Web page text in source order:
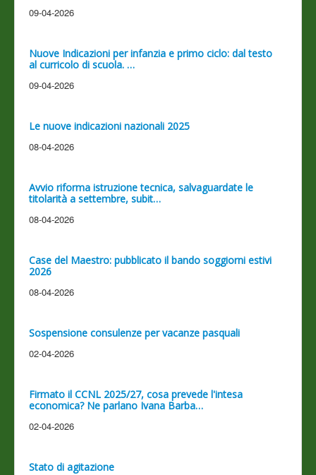
09-04-2026
Nuove Indicazioni per infanzia e primo ciclo: dal testo
al curricolo di scuola. …
09-04-2026
Le nuove indicazioni nazionali 2025
08-04-2026
Avvio riforma istruzione tecnica, salvaguardate le
titolarità a settembre, subit…
08-04-2026
Case del Maestro: pubblicato il bando soggiorni estivi
2026
08-04-2026
Sospensione consulenze per vacanze pasquali
02-04-2026
Firmato il CCNL 2025/27, cosa prevede l'intesa
economica? Ne parlano Ivana Barba…
02-04-2026
Stato di agitazione